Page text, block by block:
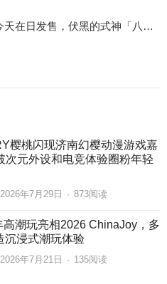
「用《咒术回战》学英文！」今天在日发售，伏黑的式神「八握剑异戒神将魔虚罗」到底怎么念？
樱桃闪现济南幻樱动漫游戏嘉
次元外设和电竞体验圈粉年轻
2026年7月29日 · 873阅读
高潮玩亮相2026 ChinaJoy，多
沉浸式潮玩体验
2026年7月21日 · 135阅读